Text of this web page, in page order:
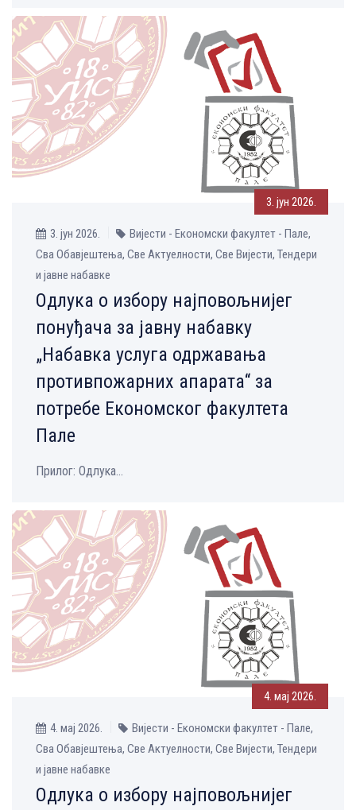
3. јун 2026.
3. јун 2026.
Вијести - Економски факултет - Пале,
Сва Обавјештења, Све Aктуелности, Све Вијести, Тендери
и јавне набавке
Одлука о избору најповољнијег
понуђача за јавну набавку
„Набавка услуга одржавања
противпожарних апарата“ за
потребе Економског факултета
Пале
Прилог: Одлука...
4. мај 2026.
4. мај 2026.
Вијести - Економски факултет - Пале,
Сва Обавјештења, Све Aктуелности, Све Вијести, Тендери
и јавне набавке
Одлука о избору најповољнијег